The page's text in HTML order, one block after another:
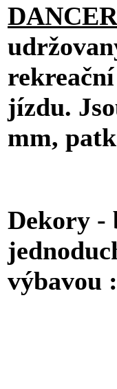
DANCER
jízdu.
mm,
Dekory -
výbavou